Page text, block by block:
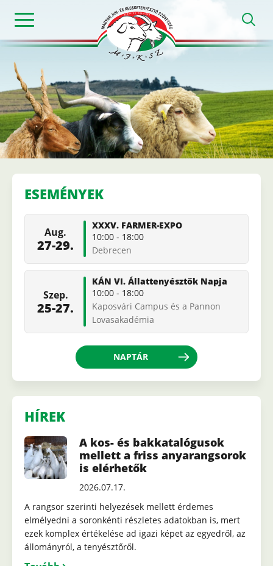
Magyar
Juh-
és
Szövetség
ESEMÉNYEK
NAPTÁR
Aug.
27-29.
XXXV. FARMER-EXPO
10:00 - 18:00
Debrecen
Szep.
25-27.
KÁN VI. Állattenyésztők Napja
10:00 - 18:00
Kaposvári Campus és a Pannon
Lovasakadémia
HÍREK
A kos- és bakkatalógusok
mellett a friss anyarangsorok
is elérhetők
2026.07.17.
A rangsor szerinti helyezések mellett érdemes
elmélyedni a soronkénti részletes adatokban is, mert
ezek komplex értékelése ad igazi képet az egyedről, az
állományról, a tenyésztőről.